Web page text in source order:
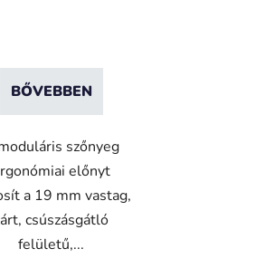
BŐVEBBEN
szőnyeg
előnyt
a 19 mm vastag,
csúszásgátló
felületű,...